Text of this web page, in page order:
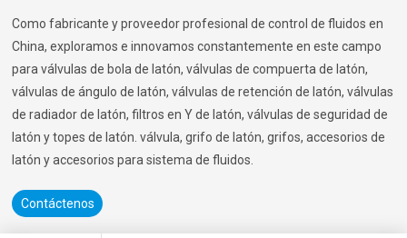
Como fabricante y proveedor profesional de control de fluidos en
China, exploramos e innovamos constantemente en este campo
para válvulas de bola de latón, válvulas de compuerta de latón,
válvulas de ángulo de latón, válvulas de retención de latón, válvulas
de radiador de latón, filtros en Y de latón, válvulas de seguridad de
latón y topes de latón. válvula, grifo de latón, grifos, accesorios de
latón y accesorios para sistema de fluidos.
Contáctenos